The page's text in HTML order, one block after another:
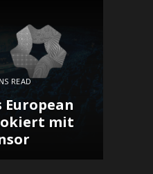
READ
European
mit